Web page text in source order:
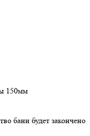
150мм
бани будет закончено